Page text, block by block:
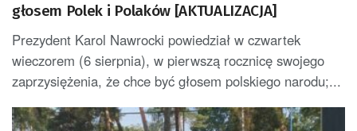
głosem Polek i Polaków [AKTUALIZACJA]
Prezydent Karol Nawrocki powiedział w czwartek
wieczorem (6 sierpnia), w pierwszą rocznicę swojego
zaprzysiężenia, że chce być głosem polskiego narodu;...